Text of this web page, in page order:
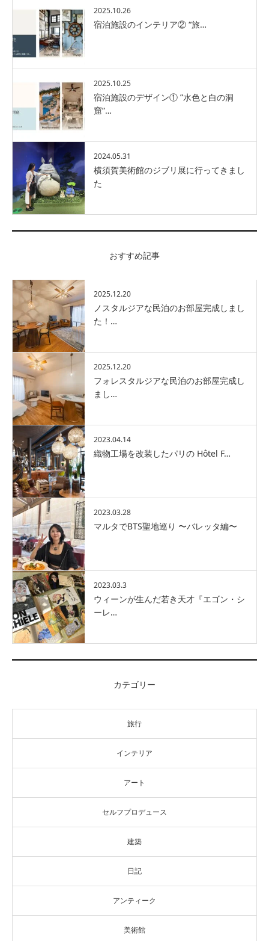
2025.10.26
宿泊施設のインテリア② “旅…
2025.10.25
宿泊施設のデザイン① ”水色と白の洞
窟”…
2024.05.31
横須賀美術館のジブリ展に行ってきまし
た
おすすめ記事
2025.12.20
ノスタルジアな民泊のお部屋完成しまし
た！…
2025.12.20
フォレスタルジアな民泊のお部屋完成し
まし…
2023.04.14
織物工場を改装したパリの Hôtel F…
2023.03.28
マルタでBTS聖地巡り 〜バレッタ編〜
2023.03.3
ウィーンが生んだ若き天才『エゴン・シ
ーレ…
カテゴリー
旅行
インテリア
アート
セルフプロデュース
建築
日記
アンティーク
美術館